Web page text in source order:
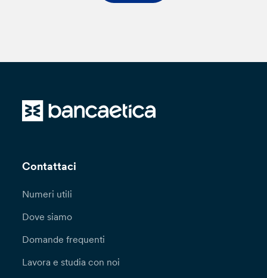
Contattaci
Numeri utili
Dove siamo
Domande frequenti
Lavora e studia con noi